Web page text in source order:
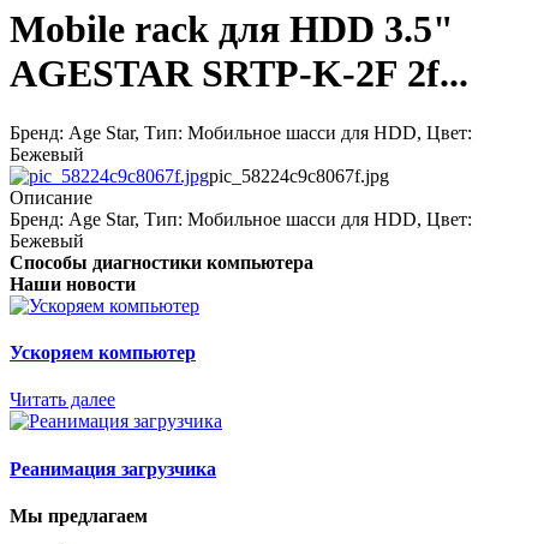
Mobile rack для HDD 3.5"
AGESTAR SRTP-K-2F 2f...
Бренд: Age Star, Тип: Мобильное шасси для HDD, Цвет:
Бежевый
pic_58224c9c8067f.jpg
Описание
Бренд: Age Star, Тип: Мобильное шасси для HDD, Цвет:
Бежевый
Способы диагностики компьютера
Наши новости
Ускоряем компьютер
Читать далее
Реанимация загрузчика
Мы предлагаем